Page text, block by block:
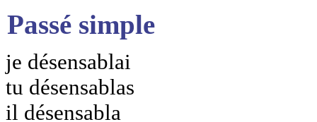
Passé simple
je désensablai
tu désensablas
il désensabla